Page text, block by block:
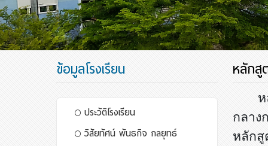
ข้อมูลโรงเรียน
ประวัติโรงเรียน
วิสัยทัศน์ พันธกิจ กลยุทธ์
หลักสู
หลัก
กลา
หลักสู